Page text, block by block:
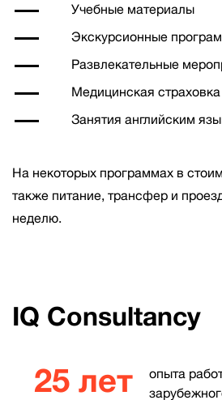
Учебные материалы
Экскурсионные
Развлекательные
Медицинская страховка
Занятия английским
На некоторых программах в
также питание, трансфер и
неделю.
IQ Consultancy
25 лет
опыта